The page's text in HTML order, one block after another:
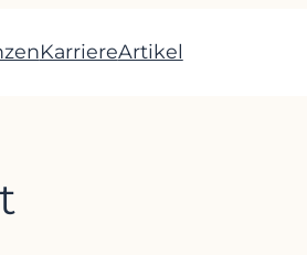
KarriereArtikel